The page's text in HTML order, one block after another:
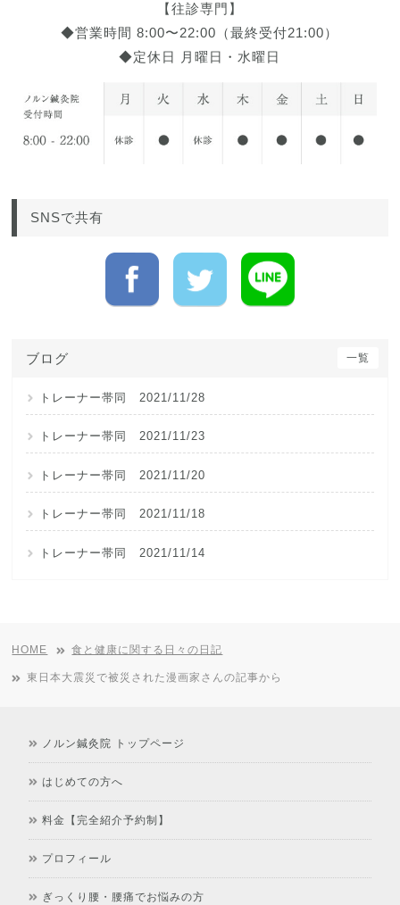
【往診専門】
◆営業時間 8:00〜22:00（最終受付21:00）
◆定休日 月曜日・水曜日
ブログ 一覧
トレーナー帯同 2021/11/28
トレーナー帯同 2021/11/23
トレーナー帯同 2021/11/20
トレーナー帯同 2021/11/18
トレーナー帯同 2021/11/14
SNSで共有
HOME 食と健康に関する日々の日記
東日本大震災で被災された漫画家さんの記事から
ノルン鍼灸院 トップページ
はじめての方へ
料金【完全紹介予約制】
プロフィール
ぎっくり腰・腰痛でお悩みの方